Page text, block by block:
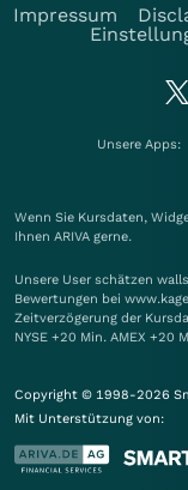
Impressum
Unsere Apps:
Wenn Sie Kursdaten,
Ihnen ARIVA gerne.
Unsere User schätzen
Bewertungen bei
Zeitverzögerung der
NYSE +20 Min. AMEX +20
Copyright © 1998-2026
Mit Unterstützung von: